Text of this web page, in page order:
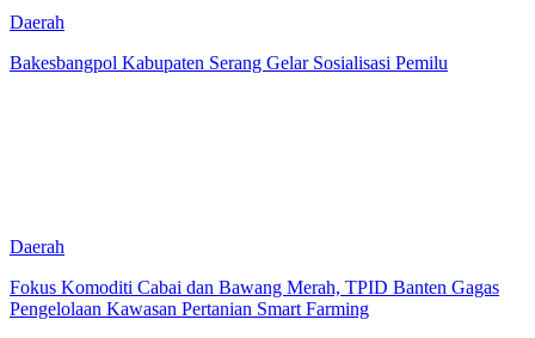
Daerah
Bakesbangpol Kabupaten Serang Gelar Sosialisasi Pemilu
Daerah
Fokus Komoditi Cabai dan Bawang Merah, TPID Banten Gagas
Pengelolaan Kawasan Pertanian Smart Farming